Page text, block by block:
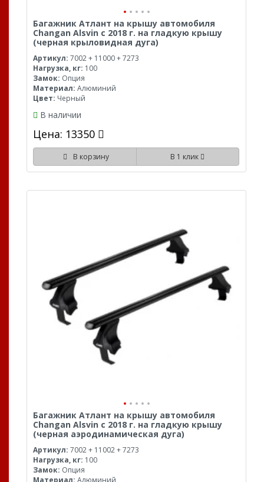
Багажник Атлант на крышу автомобиля
Changan Alsvin с 2018 г. на гладкую крышу
(черная крыловидная дуга)
Артикул: 7002 + 11000 + 7273
Нагрузка, кг: 100
Замок: Опция
Материал: Алюминий
Цвет: Черный
В наличии
Цена: 13350
В корзину В 1 клик
Багажник Атлант на крышу автомобиля
Changan Alsvin с 2018 г. на гладкую крышу
(черная аэродинамическая дуга)
Артикул: 7002 + 11002 + 7273
Нагрузка, кг: 100
Замок: Опция
Материал: Алюминий